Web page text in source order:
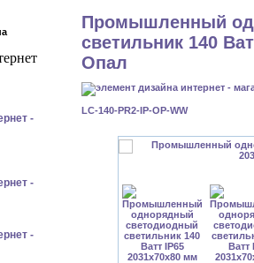
Промышленный
светильник 140
Опал
LC-140-PR2-IP-OP-WW